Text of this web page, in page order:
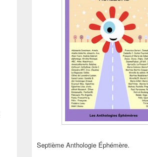
avec Mireille29
Septième Anthologie Éphémère.